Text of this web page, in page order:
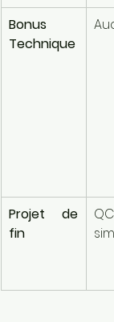
Bonus
Technique
Projet de
fin